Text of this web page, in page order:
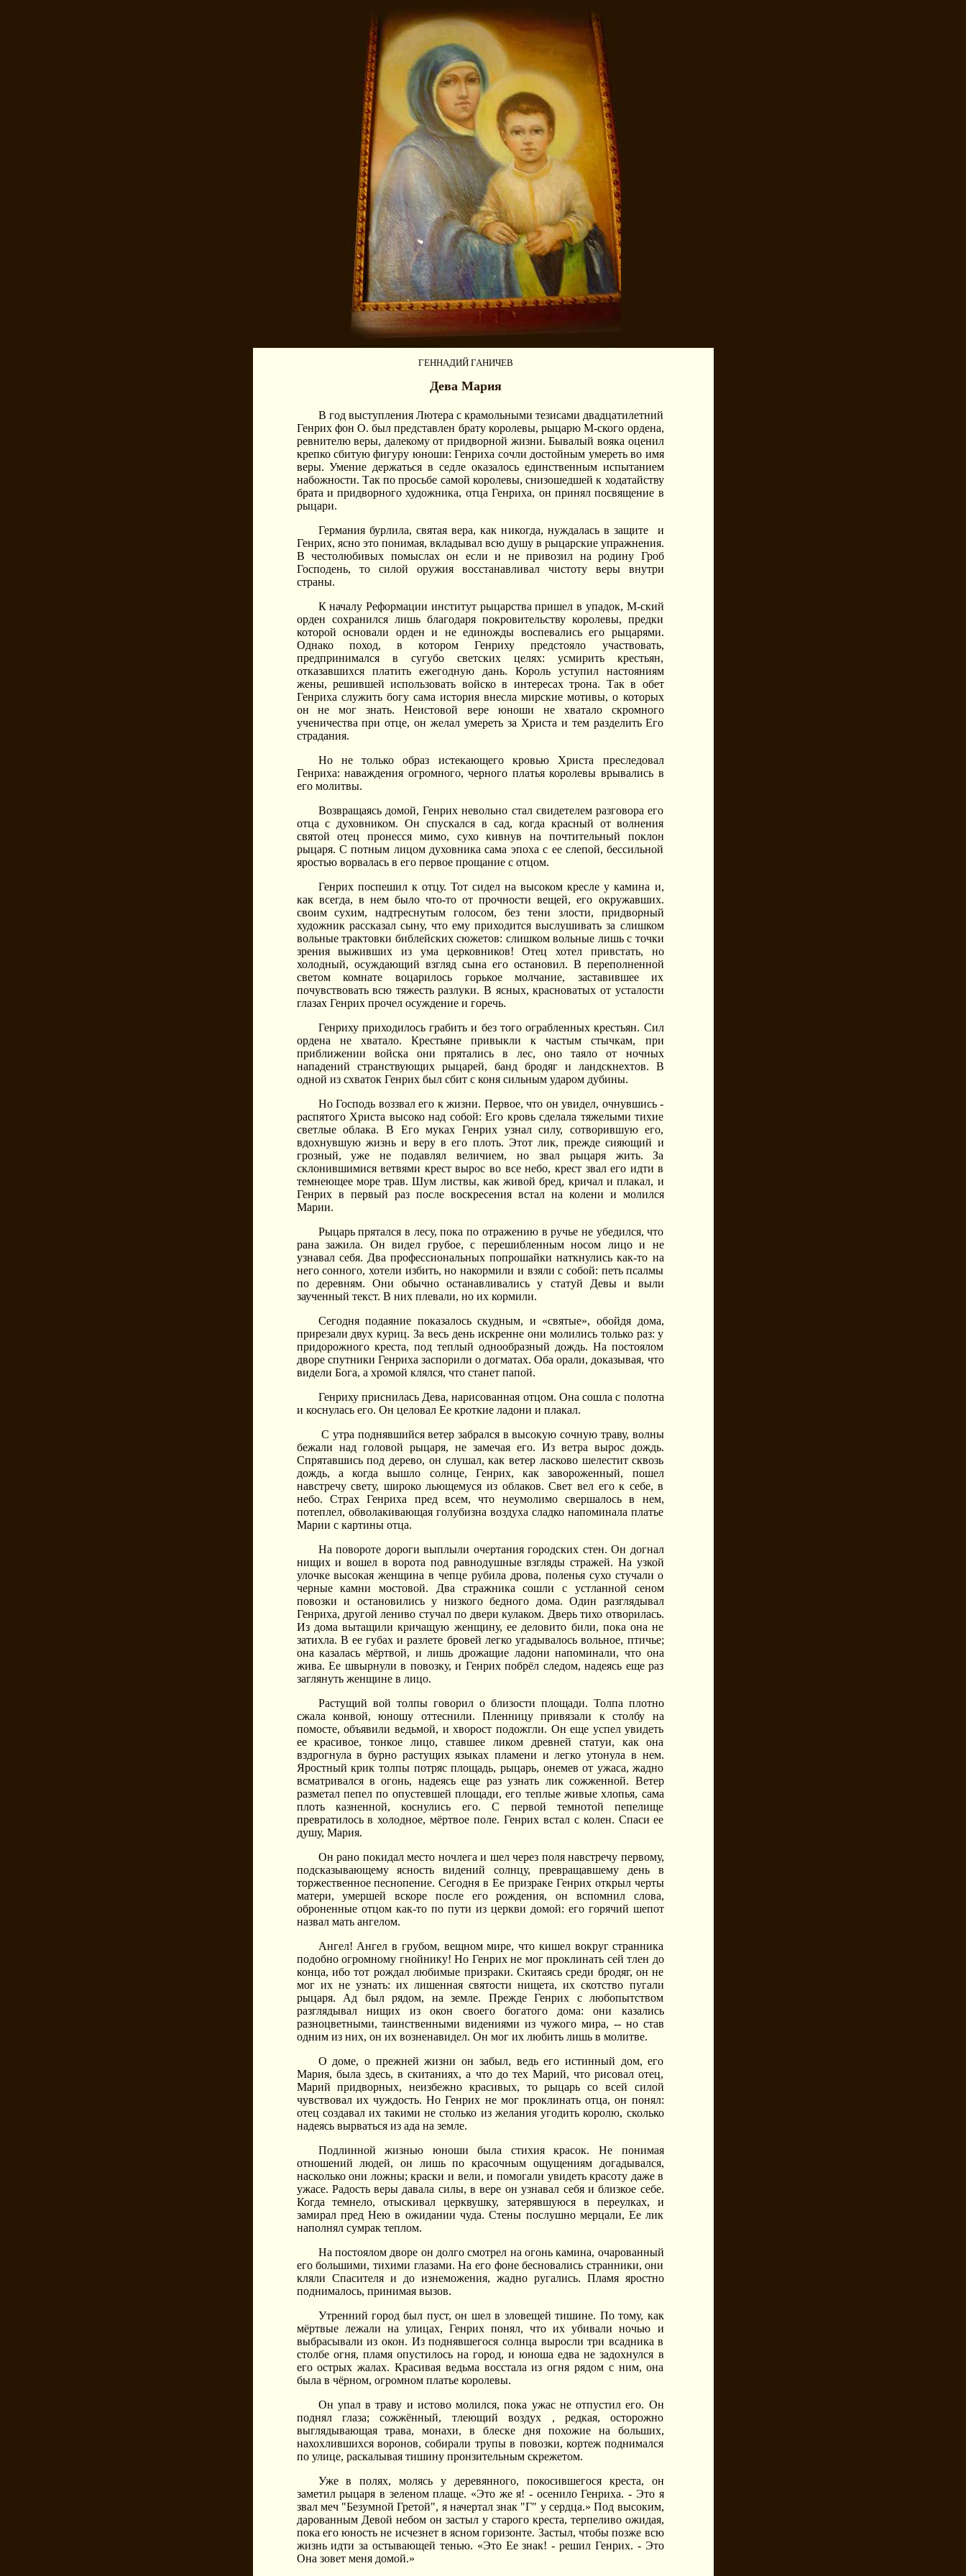
ГЕННАДИЙ ГАНИЧЕВ
Дева Мария
В год выступления Лютера с крамольными тезисами двадцатилетний
Генрих фон О. был представлен брату королевы, рыцарю М-ского ордена,
ревнителю веры, далекому от придворной жизни. Бывалый вояка оценил
крепко сбитую фигуру юноши: Генриха сочли достойным умереть во имя
веры. Умение держаться в седле оказалось единственным испытанием
набожности. Так по просьбе самой королевы, снизошедшей к ходатайству
брата и придворного художника, отца Генриха, он принял посвящение в
рыцари.
Германия бурлила, святая вера, как никогда, нуждалась в защите и
Генрих, ясно это понимая, вкладывал всю душу в рыцарские упражнения.
В честолюбивых помыслах он если и не привозил на родину Гроб
Господень, то силой оружия восстанавливал чистоту веры внутри
страны.
К началу Реформации институт рыцарства пришел в упадок, М-ский
орден сохранился лишь благодаря покровительству королевы, предки
которой основали орден и не единожды воспевались его рыцарями.
Однако поход, в котором Генриху предстояло участвовать,
предпринимался в сугубо светских целях: усмирить крестьян,
отказавшихся платить ежегодную дань. Король уступил настояниям
жены, решившей использовать войско в интересах трона. Так в обет
Генриха служить богу сама история внесла мирские мотивы, о которых
он не мог знать. Неистовой вере юноши не хватало скромного
ученичества при отце, он желал умереть за Христа и тем разделить Его
страдания.
Но не только образ истекающего кровью Христа преследовал
Генриха: наваждения огромного, черного платья королевы врывались в
его молитвы.
Возвращаясь домой, Генрих невольно стал свидетелем разговора его
отца с духовником. Он спускался в сад, когда красный от волнения
святой отец пронесся мимо, сухо кивнув на почтительный поклон
рыцаря. С потным лицом духовника сама эпоха с ее слепой, бессильной
яростью ворвалась в его первое прощание с отцом.
Генрих поспешил к отцу. Тот сидел на высоком кресле у камина и,
как всегда, в нем было что-то от прочности вещей, его окружавших.
своим сухим, надтреснутым голосом, без тени злости, придворный
художник рассказал сыну, что ему приходится выслушивать за слишком
вольные трактовки библейских сюжетов: слишком вольные лишь с точки
зрения выживших из ума церковников! Отец хотел привстать, но
холодный, осуждающий взгляд сына его остановил. В переполненной
светом комнате воцарилось горькое молчание, заставившее их
почувствовать всю тяжесть разлуки. В ясных, красноватых от усталости
глазах Генрих прочел осуждение и горечь.
Генриху приходилось грабить и без того ограбленных крестьян. Сил
ордена не хватало. Крестьяне привыкли к частым стычкам, при
приближении войска они прятались в лес, оно таяло от ночных
нападений странствующих рыцарей, банд бродяг и ландскнехтов. В
одной из схваток Генрих был сбит с коня сильным ударом дубины.
Но Господь воззвал его к жизни. Первое, что он увидел, очнувшись -
распятого Христа высоко над собой: Его кровь сделала тяжелыми тихие
светлые облака. В Его муках Генрих узнал силу, сотворившую его,
вдохнувшую жизнь и веру в его плоть. Этот лик, прежде сияющий и
грозный, уже не подавлял величием, но звал рыцаря жить. За
склонившимися ветвями крест вырос во все небо, крест звал его идти в
темнеющее море трав. Шум листвы, как живой бред, кричал и плакал, и
Генрих в первый раз после воскресения встал на колени и молился
Марии.
Рыцарь прятался в лесу, пока по отражению в ручье не убедился, что
рана зажила. Он видел грубое, с перешибленным носом лицо и не
узнавал себя. Два профессиональных попрошайки наткнулись как-то на
него сонного, хотели избить, но накормили и взяли с собой: петь псалмы
по деревням. Они обычно останавливались у статуй Девы и выли
заученный текст. В них плевали, но их кормили.
Сегодня подаяние показалось скудным, и «святые», обойдя дома,
прирезали двух куриц. За весь день искренне они молились только раз: у
придорожного креста, под теплый однообразный дождь. На постоялом
дворе спутники Генриха заспорили о догматах. Оба орали, доказывая, что
видели Бога, а хромой клялся, что станет папой.
Генриху приснилась Дева, нарисованная отцом. Она сошла с полотна
и коснулась его. Он целовал Ее кроткие ладони и плакал.
С утра поднявшийся ветер забрался в высокую сочную траву, волны
бежали над головой рыцаря, не замечая его. Из ветра вырос дождь.
Спрятавшись под дерево, он слушал, как ветер ласково шелестит сквозь
дождь, а когда вышло солнце, Генрих, как завороженный, пошел
навстречу свету, широко льющемуся из облаков. Свет вел его к себе, в
небо. Страх Генриха пред всем, что неумолимо свершалось в нем,
потеплел, обволакивающая голубизна воздуха сладко напоминала платье
Марии с картины отца.
На повороте дороги выплыли очертания городских стен. Он догнал
нищих и вошел в ворота под равнодушные взгляды стражей. На узкой
улочке высокая женщина в чепце рубила дрова, поленья сухо стучали о
черные камни мостовой. Два стражника сошли с устланной сеном
повозки и остановились у низкого бедного дома. Один разглядывал
Генриха, другой лениво стучал по двери кулаком. Дверь тихо отворилась.
Из дома вытащили кричащую женщину, ее деловито били, пока она не
затихла. В ее губах и разлете бровей легко угадывалось вольное, птичье;
она казалась мёртвой, и лишь дрожащие ладони напоминали, что она
жива. Ее швырнули в повозку, и Генрих побрёл следом, надеясь еще раз
заглянуть женщине в лицо.
Растущий вой толпы говорил о близости площади. Толпа плотно
сжала конвой, юношу оттеснили. Пленницу привязали к столбу на
помосте, объявили ведьмой, и хворост подожгли. Он еще успел увидеть
ее красивое, тонкое лицо, ставшее ликом древней статуи, как она
вздрогнула в бурно растущих языках пламени и легко утонула в нем.
Яростный крик толпы потряс площадь, рыцарь, онемев от ужаса, жадно
всматривался в огонь, надеясь еще раз узнать лик сожженной. Ветер
разметал пепел по опустевшей площади, его теплые живые хлопья, сама
плоть казненной, коснулись его. С первой темнотой пепелище
превратилось в холодное, мёртвое поле. Генрих встал с колен. Спаси ее
душу, Мария.
Он рано покидал место ночлега и шел через поля навстречу первому,
подсказывающему ясность видений солнцу, превращавшему день в
торжественное песнопение. Сегодня в Ее призраке Генрих открыл черты
матери, умершей вскоре после его рождения, он вспомнил слова,
оброненные отцом как-то по пути из церкви домой: его горячий шепот
назвал мать ангелом.
Ангел! Ангел в грубом, вещном мире, что кишел вокруг странника
подобно огромному гнойнику! Но Генрих не мог проклинать сей тлен до
конца, ибо тот рождал любимые призраки. Скитаясь среди бродяг, он не
мог их не узнать: их лишенная святости нищета, их скотство пугали
рыцаря. Ад был рядом, на земле. Прежде Генрих с любопытством
разглядывал нищих из окон своего богатого дома: они казались
разноцветными, таинственными видениями из чужого мира, -- но став
одним из них, он их возненавидел. Он мог их любить лишь в молитве.
О доме, о прежней жизни он забыл, ведь его истинный дом, его
Мария, была здесь, в скитаниях, а что до тех Марий, что рисовал отец,
Марий придворных, неизбежно красивых, то рыцарь со всей силой
чувствовал их чуждость. Но Генрих не мог проклинать отца, он понял:
отец создавал их такими не столько из желания угодить королю, сколько
надеясь вырваться из ада на земле.
Подлинной жизнью юноши была стихия красок. Не понимая
отношений людей, он лишь по красочным ощущениям догадывался,
насколько они ложны; краски и вели, и помогали увидеть красоту даже в
ужасе. Радость веры давала силы, в вере он узнавал себя и близкое себе.
Когда темнело, отыскивал церквушку, затерявшуюся в переулках, и
замирал пред Нею в ожидании чуда. Стены послушно мерцали, Ее лик
наполнял сумрак теплом.
На постоялом дворе он долго смотрел на огонь камина, очарованный
его большими, тихими глазами. На его фоне бесновались странники, они
кляли Спасителя и до изнеможения, жадно ругались. Пламя яростно
поднималось, принимая вызов.
Утренний город был пуст, он шел в зловещей тишине. По тому, как
мёртвые лежали на улицах, Генрих понял, что их убивали ночью и
выбрасывали из окон. Из поднявшегося солнца выросли три всадника в
столбе огня, пламя опустилось на город, и юноша едва не задохнулся в
его острых жалах. Красивая ведьма восстала из огня рядом с ним, она
была в чёрном, огромном платье королевы.
Он упал в траву и истово молился, пока ужас не отпустил его. Он
поднял глаза; сожжённый, тлеющий воздух , редкая, осторожно
выглядывающая трава, монахи, в блеске дня похожие на больших,
нахохлившихся воронов, собирали трупы в повозки, кортеж поднимался
по улице, раскалывая тишину пронзительным скрежетом.
Уже в полях, молясь у деревянного, покосившегося креста, он
заметил рыцаря в зеленом плаще. «Это же я! - осенило Генриха. - Это я
звал меч "Безумной Гретой", я начертал знак "Г" у сердца.» Под высоким,
дарованным Девой небом он застыл у старого креста, терпеливо ожидая,
пока его юность не исчезнет в ясном горизонте. Застыл, чтобы позже всю
жизнь идти за остывающей тенью. «Это Ее знак! - решил Генрих. - Это
Она зовет меня домой.»